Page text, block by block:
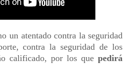
un atentado contra la seguridad
contra la seguridad de los
calificado, por los quepedirá